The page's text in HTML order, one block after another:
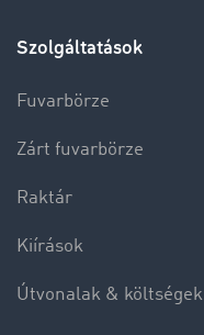
Szolgáltatások
Fuvarbörze
Zárt fuvarbörze
Raktár
Kiírások
Útvonalak & költségek